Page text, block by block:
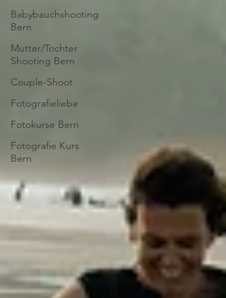
Babybauchshooting
Bern
Mutter/Tochter
Shooting Bern
Couple-Shoot
Fotografieliebe
Fotokurse Bern
Fotografie Kurs
Bern